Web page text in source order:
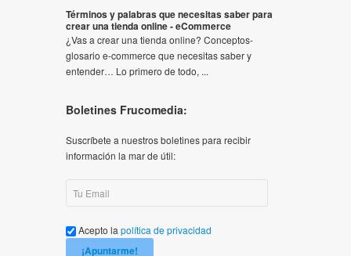
Términos y palabras que necesitas saber para
crear una tienda online - eCommerce
¿Vas a crear una tienda online? Conceptos-
glosario e-commerce que necesitas saber y
entender… Lo primero de todo, ...
Boletines Frucomedia:
Suscríbete a nuestros boletines para recibir
información la mar de útil:
Acepto la política de privacidad
¡Apuntarme!